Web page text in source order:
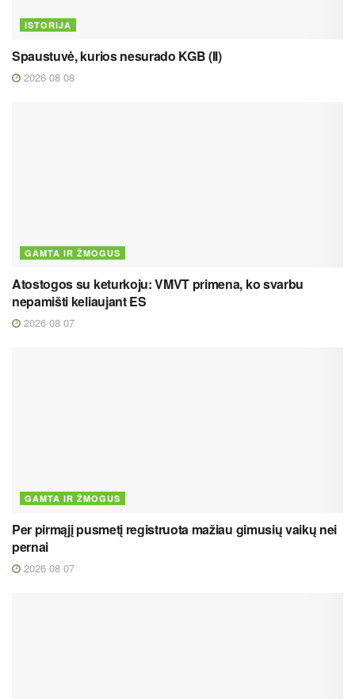
ISTORIJA
Spaustuvė, kurios nesurado KGB (II)
2026 08 08
GAMTA IR ŽMOGUS
Atostogos su keturkoju: VMVT primena, ko svarbu
nepamišti keliaujant ES
2026 08 07
GAMTA IR ŽMOGUS
Per pirmąjį pusmetį registruota mažiau gimusių vaikų nei
pernai
2026 08 07